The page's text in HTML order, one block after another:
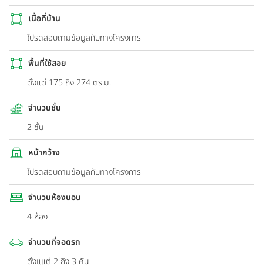
เนื้อที่บ้าน
โปรดสอบถามข้อมูลกับทางโครงการ
พื้นที่ใช้สอย
ตั้งแต่ 175 ถึง 274 ตร.ม.
จำนวนชั้น
2 ชั้น
หน้ากว้าง
โปรดสอบถามข้อมูลกับทางโครงการ
จำนวนห้องนอน
4 ห้อง
จำนวนที่จอดรถ
ตั้งแแต่ 2 ถึง 3 คัน